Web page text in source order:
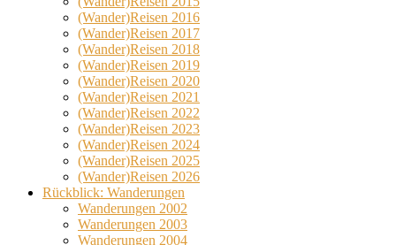
(Wander)Reisen 2016
(Wander)Reisen 2017
(Wander)Reisen 2018
(Wander)Reisen 2019
(Wander)Reisen 2020
(Wander)Reisen 2021
(Wander)Reisen 2022
(Wander)Reisen 2023
(Wander)Reisen 2024
(Wander)Reisen 2025
(Wander)Reisen 2026
Rückblick: Wanderungen
Wanderungen 2002
Wanderungen 2003
Wanderungen 2004